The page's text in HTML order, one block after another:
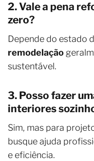
2. Vale a pena
zero?
Depende do estado
remodelação
sustentável.
3. Posso fazer
interiores
Sim, mas para
busque ajuda
e eficiência.